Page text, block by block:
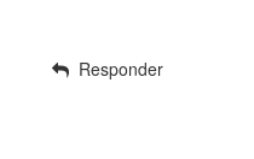
Responder